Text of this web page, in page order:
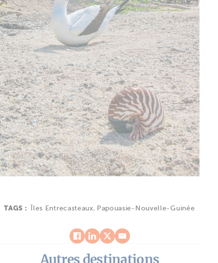
TAGS : Îles Entrecasteaux, Papouasie-Nouvelle-Guinée
Autres destinations